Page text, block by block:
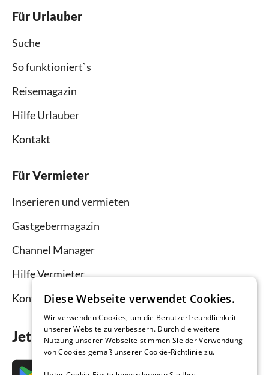
Für Urlauber
Suche
So funktioniert`s
Reisemagazin
Hilfe Urlauber
Kontakt
Für Vermieter
Inserieren und vermieten
Gastgebermagazin
Channel Manager
Hilfe Vermieter
Kontakt
Jetzt die App downloaden
Diese Webseite verwendet Cookies.
Wir verwenden Cookies, um die Benutzerfreundlichkeit
unserer Website zu verbessern. Durch die weitere
Nutzung unserer Webseite stimmen Sie der Verwendung
von Cookies gemäß unserer Cookie-Richtlinie zu.